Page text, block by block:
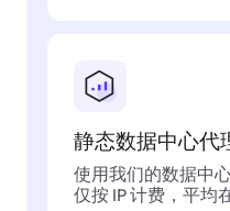
静态数据中心代
使用我们的数据中
仅按 IP 计费，平均